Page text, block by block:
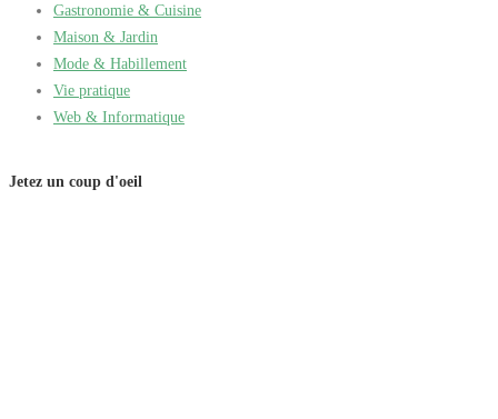
Gastronomie & Cuisine
Maison & Jardin
Mode & Habillement
Vie pratique
Web & Informatique
Jetez un coup d'oeil